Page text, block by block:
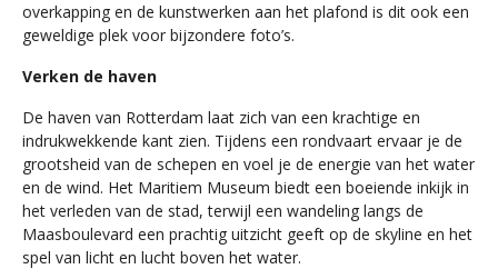
overkapping en de kunstwerken aan het plafond is dit ook een
geweldige plek voor bijzondere foto’s.
Verken de haven
De haven van Rotterdam laat zich van een krachtige en
indrukwekkende kant zien. Tijdens een rondvaart ervaar je de
grootsheid van de schepen en voel je de energie van het water
en de wind. Het Maritiem Museum biedt een boeiende inkijk in
het verleden van de stad, terwijl een wandeling langs de
Maasboulevard een prachtig uitzicht geeft op de skyline en het
spel van licht en lucht boven het water.